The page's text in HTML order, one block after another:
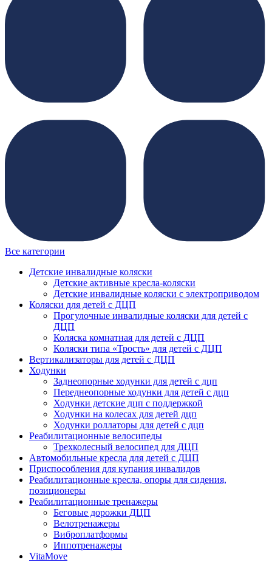
Все категории
Детские инвалидные коляски
Детские активные кресла-коляски
Детские инвалидные коляски с электроприводом
Коляски для детей с ДЦП
Прогулочные инвалидные коляски для детей с
ДЦП
Коляска комнатная для детей с ДЦП
Коляски типа «Трость» для детей с ДЦП
Вертикализаторы для детей с ДЦП
Ходунки
Заднеопорные ходунки для детей с дцп
Переднеопорные ходунки для детей с дцп
Ходунки детские дцп с поддержкой
Ходунки на колесах для детей дцп
Ходунки роллаторы для детей с дцп
Реабилитационные велосипеды
Трехколесный велосипед для ДЦП
Автомобильные кресла для детей с ДЦП
Приспособления для купания инвалидов
Реабилитационные кресла, опоры для сидения,
позиционеры
Реабилитационные тренажеры
Беговые дорожки ДЦП
Велотренажеры
Виброплатформы
Иппотренажеры
VitaMove